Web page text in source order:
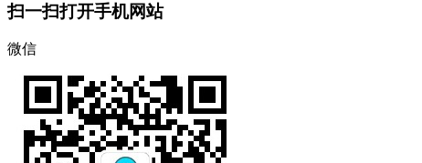
扫一扫打开手机网站
微信